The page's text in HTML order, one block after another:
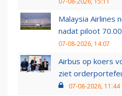
Malaysia Airlines
nadat piloot
07-08-2026, 14:07
Airbus op koers
ziet
07-08-2026, 11:44